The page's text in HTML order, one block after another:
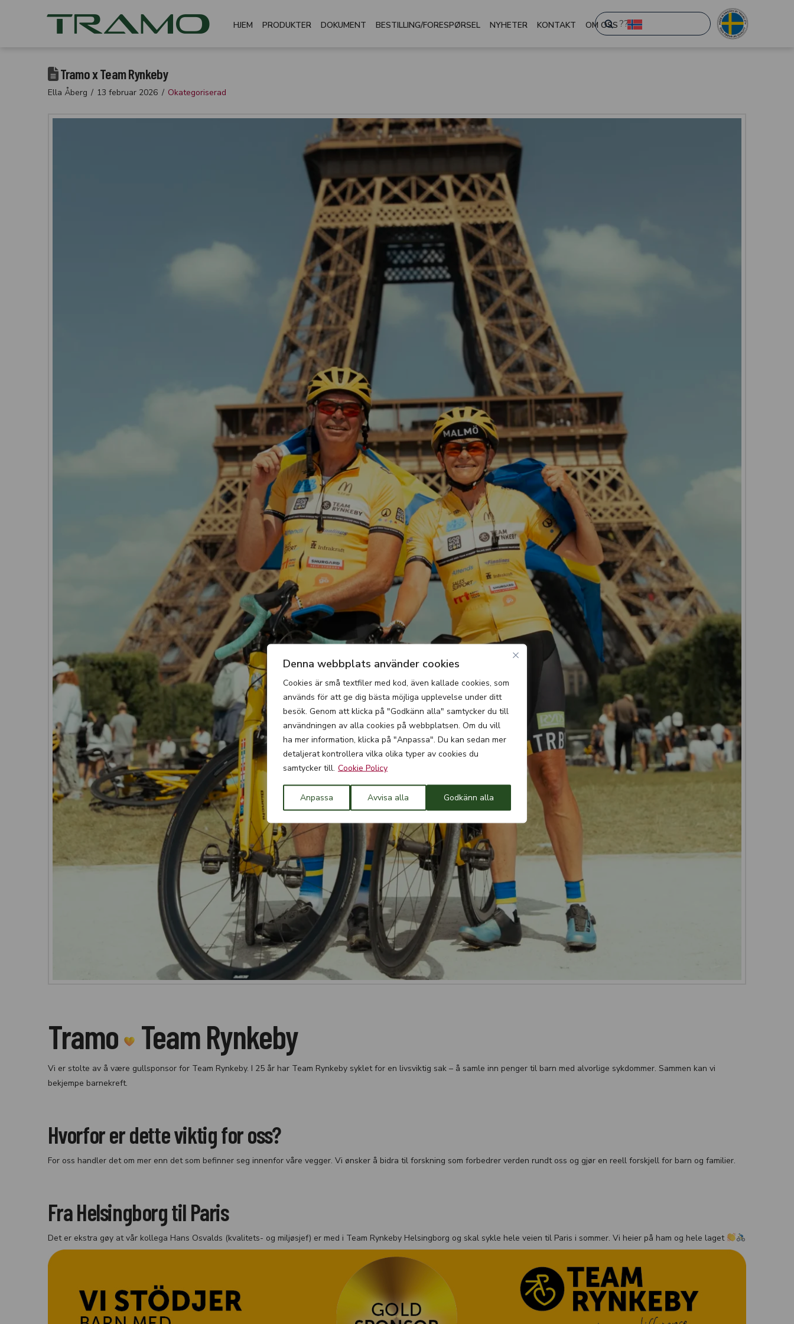
Denna webbplats använder cookies
Cookies är små textfiler med kod, även kallade cookies, som
används för att ge dig bästa möjliga upplevelse under ditt
besök. Genom att klicka på "Godkänn alla" samtycker du till
användningen av alla cookies på webbplatsen. Om du vill
ha mer information, klicka på "Anpassa". Du kan sedan mer
detaljerat kontrollera vilka olika typer av cookies du
samtycker till. Cookie Policy
Anpassa Avvisa alla Godkänn alla
HJEM PRODUKTER DOKUMENT BESTILLING/FORESPØRSEL NYHETER KONTAKT OM OSS
Search
Submit
Tramo x Team Rynkeby
Ella Åberg 13 februar 2026 Okategoriserad
Tramo Team Rynkeby
Vi er stolte av å være gullsponsor for Team Rynkeby. I 25 år har Team Rynkeby syklet for en livsviktig sak – å samle inn penger til barn med alvorlige sykdommer. Sammen kan vi
bekjempe barnekreft.
Hvorfor er dette viktig for oss?
For oss handler det om mer enn det som befinner seg innenfor våre vegger. Vi ønsker å bidra til forskning som forbedrer verden rundt oss og gjør en reell forskjell for barn og familier.
Fra Helsingborg til Paris
Det er ekstra gøy at vår kollega Hans Osvalds (kvalitets- og miljøsjef) er med i Team Rynkeby Helsingborg og skal sykle hele veien til Paris i sommer. Vi heier på ham og hele laget